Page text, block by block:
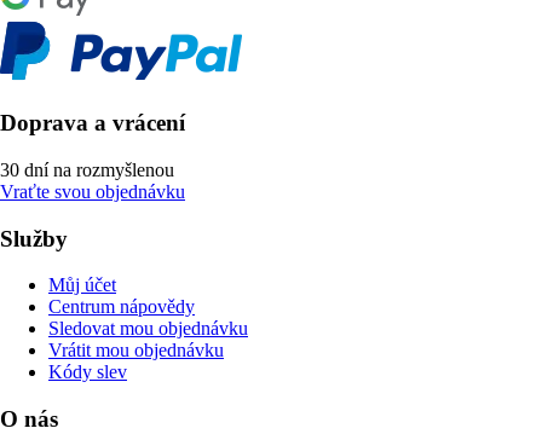
Doprava a vrácení
30 dní na rozmyšlenou
Vraťte svou objednávku
Služby
Můj účet
Centrum nápovědy
Sledovat mou objednávku
Vrátit mou objednávku
Kódy slev
O nás